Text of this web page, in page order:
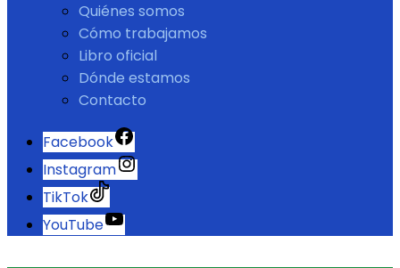
Quiénes somos
Cómo trabajamos
Libro oficial
Dónde estamos
Contacto
Facebook
Instagram
TikTok
YouTube